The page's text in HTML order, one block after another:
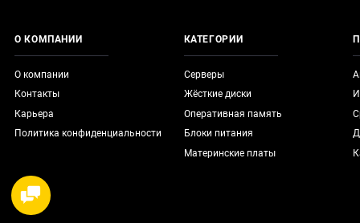
О КОМПАНИИ
О компании
Контакты
Карьера
Политика конфиденциальности
КАТЕГОРИИ
Серверы
Жёсткие диски
Оперативная память
Блоки питания
Материнские платы